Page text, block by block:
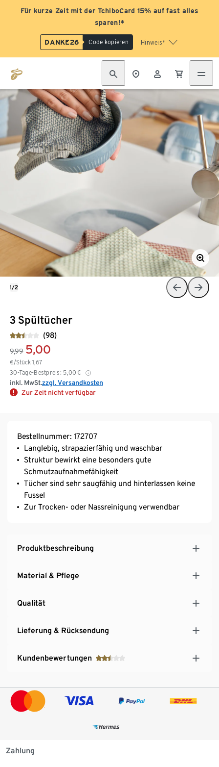
Für kurze Zeit mit der TchiboCard 15% auf fast alles
sparen!*
DANKE26 Code kopieren Hinweis*
3 Spültücher
(98)
9,99 5,00
€/Stück 1,67
30-Tage-Bestpreis: 5,00 €
inkl. MwSt.zzgl. Versandkosten
Zur Zeit nicht verfügbar
1/2
Bestellnummer: 172707
Langlebig, strapazierfähig und waschbar
Struktur bewirkt eine besonders gute
Schmutzaufnahmefähigkeit
Tücher sind sehr saugfähig und hinterlassen keine
Fussel
Zur Trocken- oder Nassreinigung verwendbar
Produktbeschreibung
Material & Pflege
Qualität
Lieferung & Rücksendung
Kundenbewertungen
Zahlung